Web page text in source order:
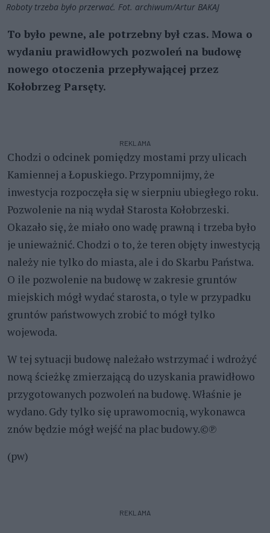
Roboty trzeba było przerwać. Fot. archiwum/Artur BAKAJ
To było pewne, ale potrzebny był czas. Mowa o
wydaniu prawidłowych pozwoleń na budowę
nowego otoczenia przepływającej przez
Kołobrzeg Parsęty.
REKLAMA
Chodzi o odcinek pomiędzy mostami przy ulicach
Kamiennej a Łopuskiego. Przypomnijmy, że
inwestycja rozpoczęła się w sierpniu ubiegłego roku.
Pozwolenie na nią wydał Starosta Kołobrzeski.
Okazało się, że miało ono wadę prawną i trzeba było
je unieważnić. Chodzi o to, że teren objęty inwestycją
należy nie tylko do miasta, ale i do Skarbu Państwa.
O ile pozwolenie na budowę w zakresie gruntów
miejskich mógł wydać starosta, o tyle w przypadku
gruntów państwowych zrobić to mógł tylko
wojewoda.
W tej sytuacji budowę należało wstrzymać i wdrożyć
nową ścieżkę zmierzającą do uzyskania prawidłowo
przygotowanych pozwoleń na budowę. Właśnie je
wydano. Gdy tylko się uprawomocnią, wykonawca
znów będzie mógł wejść na plac budowy.©℗
(pw)
REKLAMA